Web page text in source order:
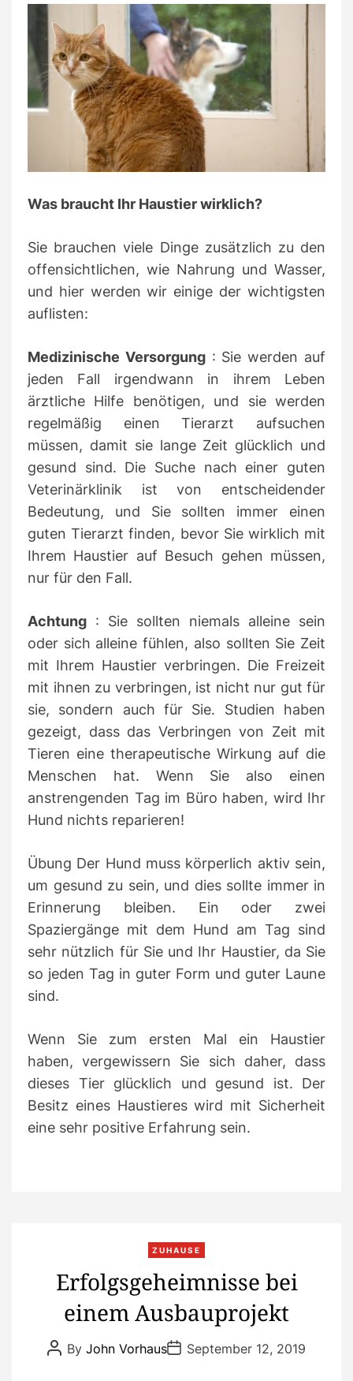
Was braucht Ihr Haustier wirklich?
Sie brauchen viele Dinge zusätzlich zu den
offensichtlichen, wie Nahrung und Wasser,
und hier werden wir einige der wichtigsten
auflisten:
Medizinische Versorgung: Sie werden auf
jeden Fall irgendwann in ihrem Leben
ärztliche Hilfe benötigen, und sie werden
regelmäßig einen Tierarzt aufsuchen
müssen, damit sie lange Zeit glücklich und
gesund sind. Die Suche nach einer guten
Veterinärklinik ist von entscheidender
Bedeutung, und Sie sollten immer einen
guten Tierarzt finden, bevor Sie wirklich mit
Ihrem Haustier auf Besuch gehen müssen,
nur für den Fall.
Achtung : Sie sollten niemals alleine sein
oder sich alleine fühlen, also sollten Sie Zeit
mit Ihrem Haustier verbringen. Die Freizeit
mit ihnen zu verbringen, ist nicht nur gut für
sie, sondern auch für Sie. Studien haben
gezeigt, dass das Verbringen von Zeit mit
Tieren eine therapeutische Wirkung auf die
Menschen hat. Wenn Sie also einen
anstrengenden Tag im Büro haben, wird Ihr
Hund nichts reparieren!
Übung Der Hund muss körperlich aktiv sein,
um gesund zu sein, und dies sollte immer in
Erinnerung bleiben. Ein oder zwei
Spaziergänge mit dem Hund am Tag sind
sehr nützlich für Sie und Ihr Haustier, da Sie
so jeden Tag in guter Form und guter Laune
sind.
Wenn Sie zum ersten Mal ein Haustier
haben, vergewissern Sie sich daher, dass
dieses Tier glücklich und gesund ist. Der
Besitz eines Haustieres wird mit Sicherheit
eine sehr positive Erfahrung sein.
C
t
e
g
o
ZUHAUSE
Erfolgsgeheimnisse bei
einem Ausbauprojekt
P
o
By John VorhausP
o
September 12, 2019